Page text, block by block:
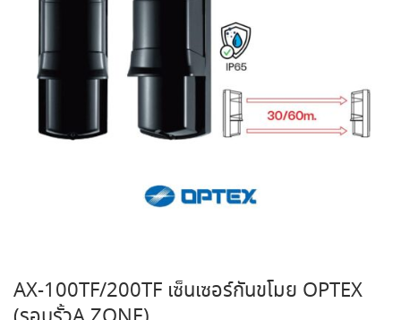
AX-100TF/200TF เซ็นเซอร์กันขโมย OPTEX